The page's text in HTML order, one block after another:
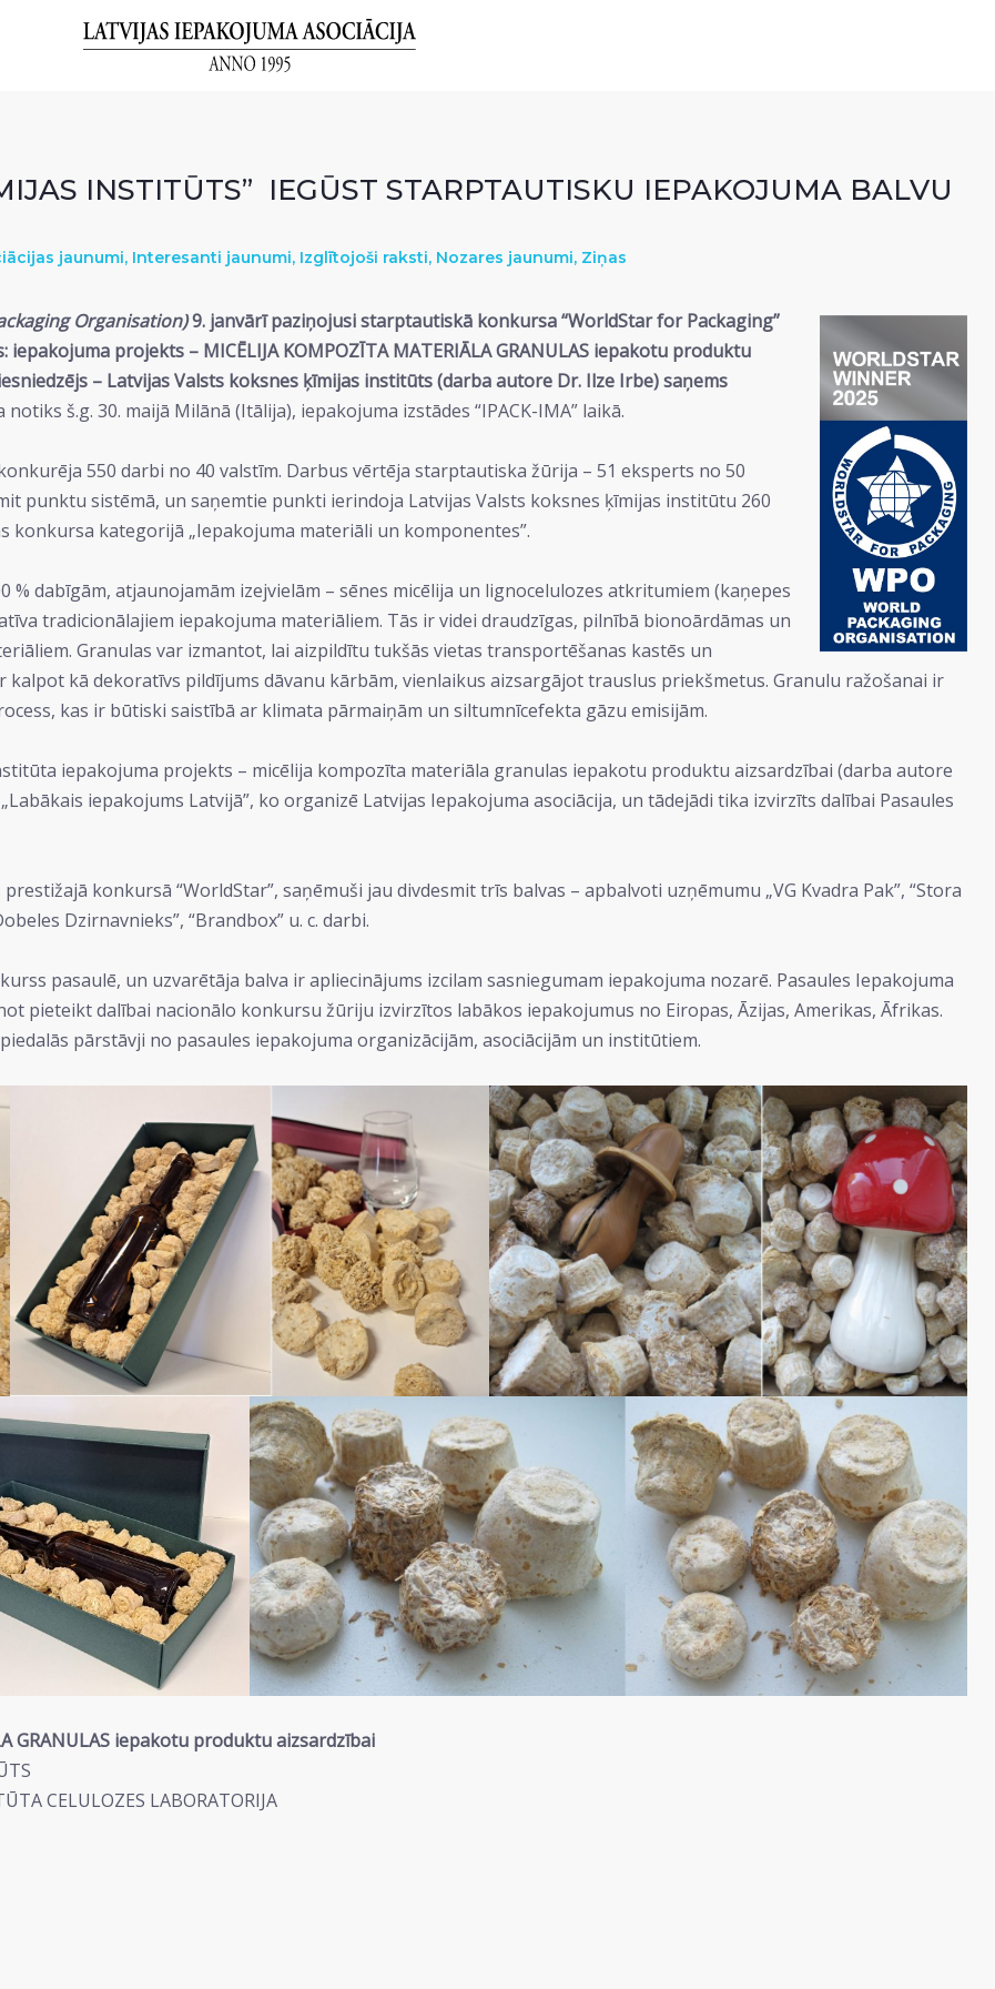
INSTITŪTS” IEGŪST STARPTAUTISKU IEPAKOJUMA BALVU
jaunumi, Interesanti jaunumi, Izglītojoši raksti, Nozares jaunumi, Ziņas
Organisation)9. janvārī paziņojusi starptautiskā konkursa “WorldStar for Packaging”
projekts – MICĒLIJA KOMPOZĪTA MATERIĀLA GRANULAS iepakotu produktu
– Latvijas Valsts koksnes ķīmijas institūts (darba autore Dr. Ilze Irbe) saņems
š.g. 30. maijā Milānā (Itālija), iepakojuma izstādes “IPACK-IMA” laikā.
550 darbi no 40 valstīm. Darbus vērtēja starptautiska žūrija – 51 eksperts no 50
punktu sistēmā, un saņemtie punkti ierindoja Latvijas Valsts koksnes ķīmijas institūtu 260
konkursa kategorijā „Iepakojuma materiāli un komponentes”.
dabīgām, atjaunojamām izejvielām – sēnes micēlija un lignocelulozes atkritumiem (kaņepes
tradicionālajiem iepakojuma materiāliem. Tās ir videi draudzīgas, pilnībā bionoārdāmas un
Granulas var izmantot, lai aizpildītu tukšās vietas transportēšanas kastēs un
kā dekoratīvs pildījums dāvanu kārbām, vienlaikus aizsargājot trauslus priekšmetus. Granulu ražošanai ir
kas ir būtiski saistībā ar klimata pārmaiņām un siltumnīcefekta gāzu emisijām.
iepakojuma projekts – micēlija kompozīta materiāla granulas iepakotu produktu aizsardzībai (darba autore
iepakojums Latvijā”, ko organizē Latvijas Iepakojuma asociācija, un tādejādi tika izvirzīts dalībai Pasaules
konkursā “WorldStar”, saņēmuši jau divdesmit trīs balvas – apbalvoti uzņēmumu „VG Kvadra Pak”, “Stora
Dzirnavnieks”, “Brandbox” u. c. darbi.
pasaulē, un uzvarētāja balva ir apliecinājums izcilam sasniegumam iepakojuma nozarē. Pasaules Iepakojuma
pieteikt dalībai nacionālo konkursu žūriju izvirzītos labākos iepakojumus no Eiropas, Āzijas, Amerikas, Āfrikas.
pārstāvji no pasaules iepakojuma organizācijām, asociācijām un institūtiem.
GRANULAS iepakotu produktu aizsardzībai
CELULOZES LABORATORIJA